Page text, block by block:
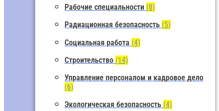
Рабочие специальности (8)
Радиационная безопасность (5)
Социальная работа (4)
Строительство (14)
Управление персоналом и кадровое дело
(6)
Экологическая безопасность (4)